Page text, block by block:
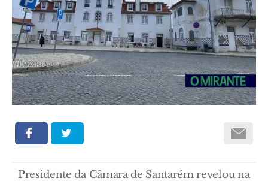
Presidente da Câmara de Santarém revelou na